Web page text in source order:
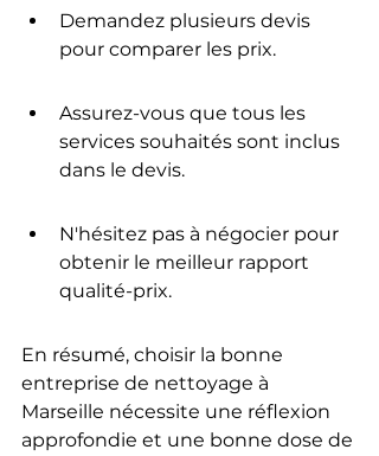
Demandez plusieurs devis
pour comparer les prix.
Assurez-vous que tous les
services souhaités sont inclus
dans le devis.
N'hésitez pas à négocier pour
obtenir le meilleur rapport
qualité-prix.
En résumé, choisir la bonne
entreprise de nettoyage à
Marseille nécessite une réflexion
approfondie et une bonne dose de